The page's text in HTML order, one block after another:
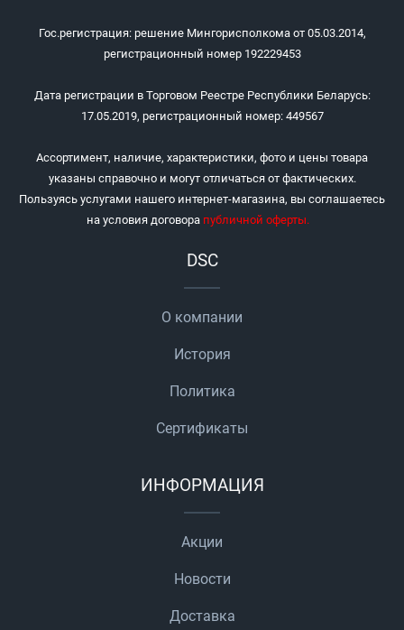
Гос.регистрация: решение Мингорисполкома от 05.03.2014,
регистрационный номер 192229453
Дата регистрации в Торговом Реестре Республики Беларусь:
17.05.2019, регистрационный номер: 449567
Ассортимент, наличие, характеристики, фото и цены товара
указаны справочно и могут отличаться от фактических.
Пользуясь услугами нашего интернет-магазина, вы соглашаетесь
на условия договора публичной оферты.
DSC
О компании
История
Политика
Сертификаты
ИНФОРМАЦИЯ
Акции
Новости
Доставка